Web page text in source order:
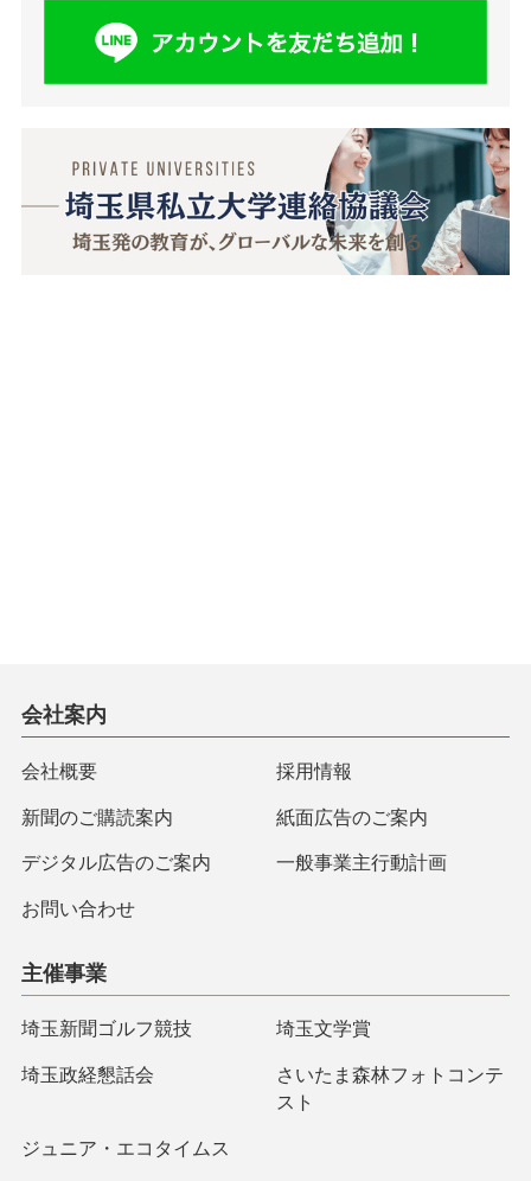
会社案内
会社概要 採用情報
新聞のご購読案内 紙面広告のご案内
デジタル広告のご案内 一般事業主行動計画
お問い合わせ
主催事業
埼玉新聞ゴルフ競技 埼玉文学賞
埼玉政経懇話会
さいたま森林フォトコンテ
スト
ジュニア・エコタイムス